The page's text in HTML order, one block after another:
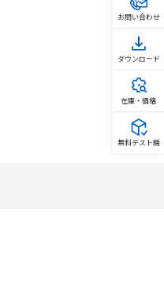
お問い合わせ
ダウンロード
在庫・価格
無料テスト機